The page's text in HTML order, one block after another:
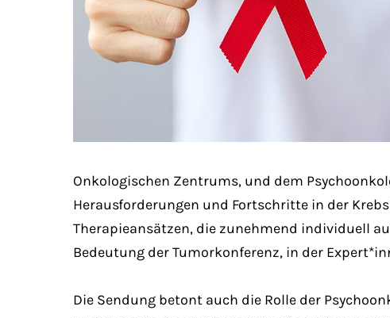
Onkologischen Zentrums, und dem
Herausforderungen und Fortschritte in der
Therapieansätzen, die zunehmend individuell
Bedeutung der Tumorkonferenz, in der
Die Sendung betont auch die Rolle der